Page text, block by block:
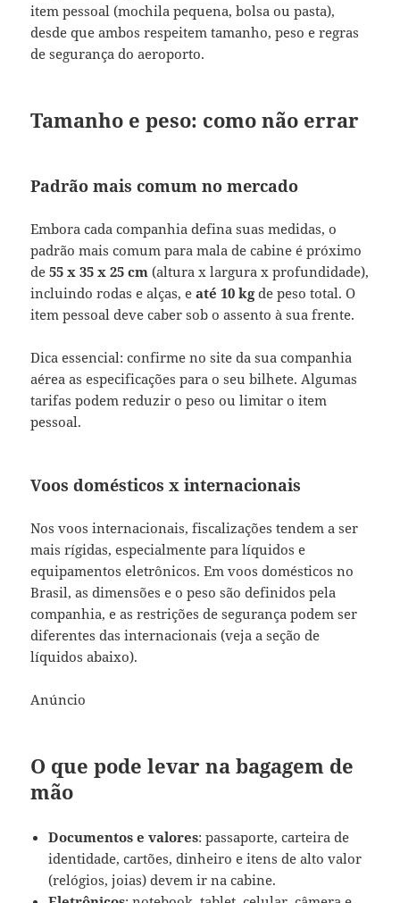
item pessoal (mochila pequena, bolsa ou pasta),
desde que ambos respeitem tamanho, peso e regras
de segurança do aeroporto.
Tamanho e peso: como não errar
Padrão mais comum no mercado
Embora cada companhia defina suas medidas, o
padrão mais comum para mala de cabine é próximo
de55 x 35 x 25 cm (altura x largura x profundidade),
incluindo rodas e alças, eaté 10 kgde peso total. O
item pessoal deve caber sob o assento à sua frente.
Dica essencial: confirme no site da sua companhia
aérea as especificações para o seu bilhete. Algumas
tarifas podem reduzir o peso ou limitar o item
pessoal.
Voos domésticos x internacionais
Nos voos internacionais, fiscalizações tendem a ser
mais rígidas, especialmente para líquidos e
equipamentos eletrônicos. Em voos domésticos no
Brasil, as dimensões e o peso são definidos pela
companhia, e as restrições de segurança podem ser
diferentes das internacionais (veja a seção de
líquidos abaixo).
Anúncio
O que pode levar na bagagem de
mão
Documentos e valores: passaporte, carteira de
identidade, cartões, dinheiro e itens de alto valor
(relógios, joias) devem ir na cabine.